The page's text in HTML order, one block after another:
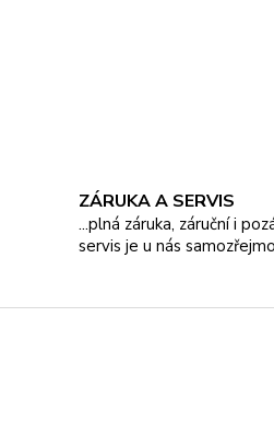
ZÁRUKA A SERVIS
...plná záruka, záruční i
servis je u nás